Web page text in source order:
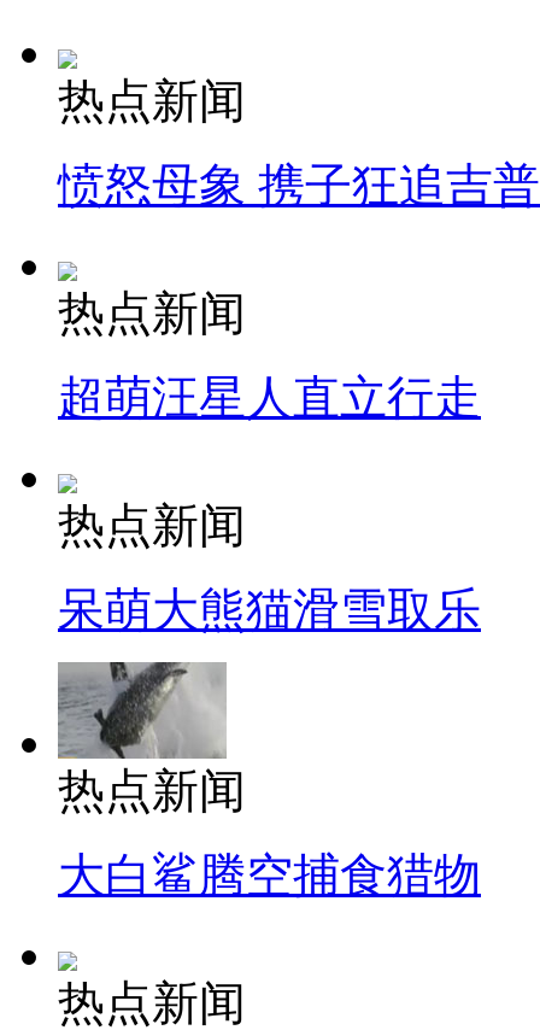
热点新闻
愤怒母象 携子狂追吉
热点新闻
超萌汪星人直立行走
热点新闻
呆萌大熊猫滑雪取乐
热点新闻
大白鲨腾空捕食猎物
热点新闻